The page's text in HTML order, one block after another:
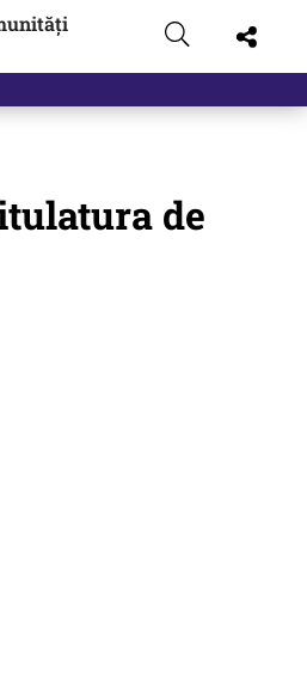
de